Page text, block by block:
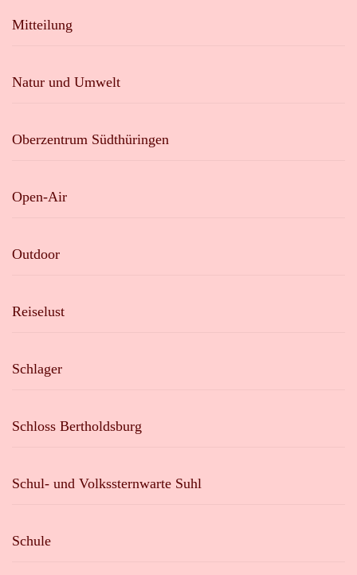
Mitteilung
Natur und Umwelt
Oberzentrum Südthüringen
Open-Air
Outdoor
Reiselust
Schlager
Schloss Bertholdsburg
Schul- und Volkssternwarte Suhl
Schule